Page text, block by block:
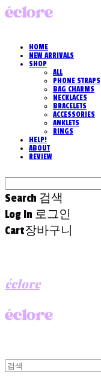
HOME
NEW ARRIVALS
SHOP
ALL
PHONE STRAPS
BAG CHARMS
NECKLACES
BRACELETS
ACCESSORIES
ANKLETS
RINGS
HELP!
ABOUT
REVIEW
Search 검색
Log In 로그인
Cart장바구니
éclore